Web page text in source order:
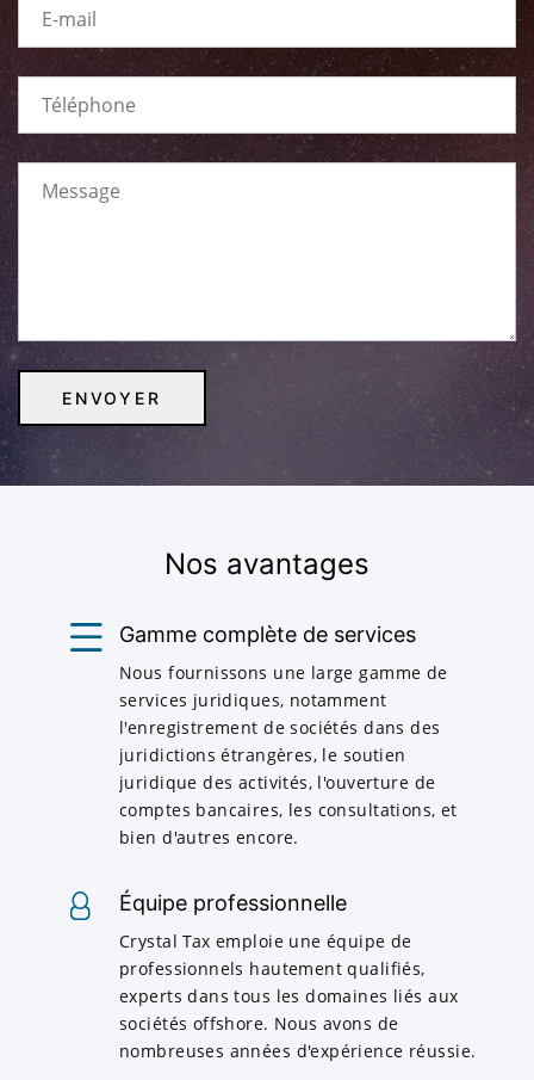
Nos avantages
Gamme complète de services
Nous fournissons une large gamme de
services juridiques, notamment
l'enregistrement de sociétés dans des
juridictions étrangères, le soutien
juridique des activités, l'ouverture de
comptes bancaires, les consultations, et
bien d'autres encore.
Équipe professionnelle
Crystal Tax emploie une équipe de
professionnels hautement qualifiés,
experts dans tous les domaines liés aux
sociétés offshore. Nous avons de
nombreuses années d'expérience réussie.